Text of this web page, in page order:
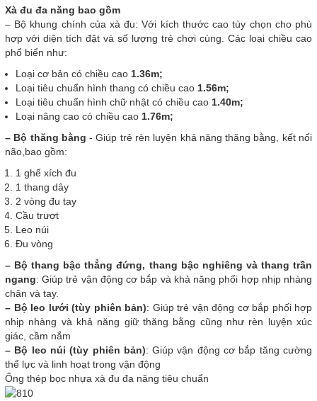
Xà đu đa năng bao gồm
– Bộ khung chính của xà đu: Với kích thước cao tùy chọn cho phù
hợp với diện tích đặt và số lượng trẻ chơi cùng. Các loại chiều cao
phổ biển như:
Loại cơ bản có chiều cao 1.36m;
Loại tiêu chuẩn hình thang có chiều cao 1.56m;
Loại tiêu chuẩn hình chữ nhật có chiều cao 1.40m;
Loại nâng cao có chiều cao 1.76m;
– Bộ thăng bằng - Giúp trẻ rèn luyện khả năng thăng bằng, kết nối
não,bao gồm:
1 ghế xích đu
1 thang dây
2 vòng đu tay
Cầu trượt
Leo núi
Đu vòng
– Bộ thang bậc thẳng đứng, thang bậc nghiêng và thang trần
ngang: Giúp trẻ vận động cơ bắp và khả năng phối hợp nhịp nhàng
chân và tay.
– Bộ leo lưới (tùy phiên bản): Giúp trẻ vận động cơ bắp phối hợp
nhịp nhàng và khả năng giữ thăng bằng cũng như rèn luyện xúc
giác, cầm nắm
– Bộ leo núi (tùy phiên bản): Giúp vận động cơ bắp tăng cường
thể lực và linh hoạt trong vận động
Ống thép bọc nhựa xà đu đa năng tiêu chuẩn